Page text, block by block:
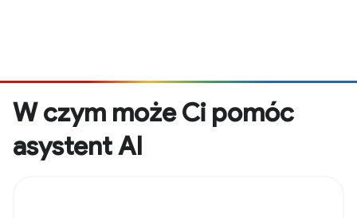
W czym może Ci pomóc
asystent AI